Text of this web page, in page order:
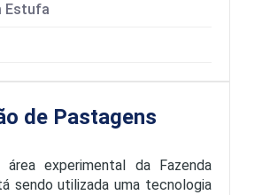
Estufa
de Pastagens
experimental da Fazenda
sendo utilizada uma tecnologia